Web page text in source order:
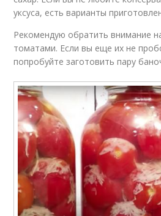
уксуса, есть варианты
Рекомендую обратить внимание
томатами. Если вы еще их не
попробуйте заготовить пару